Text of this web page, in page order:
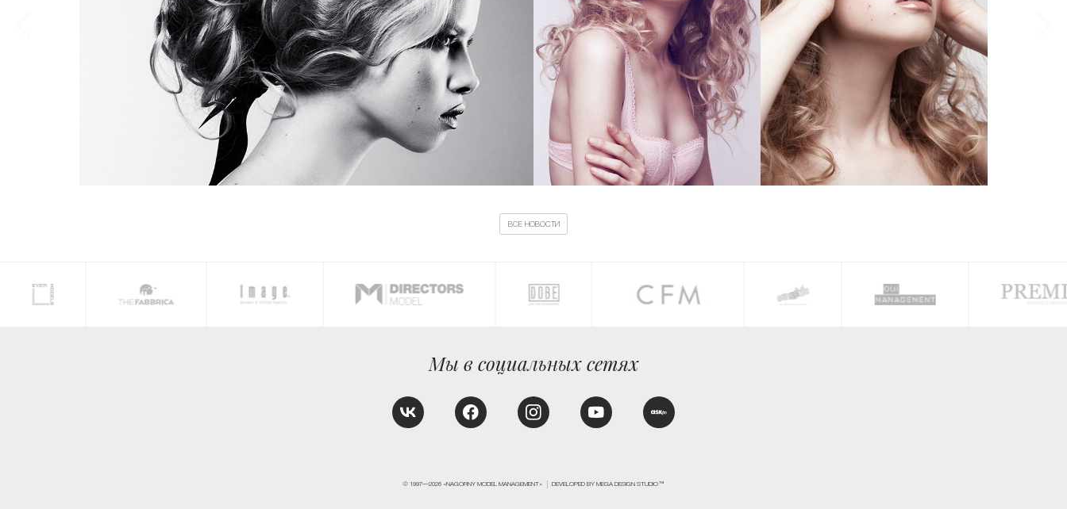
ВСЕ НОВОСТИ
Мы в социальных сетях
© 1997—2026 «NAGORNY MODEL MANAGEMENT» DEVELOPED BY MEGA DESIGN STUDIO™